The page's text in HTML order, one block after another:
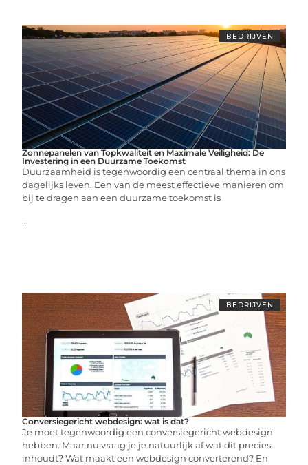
BEDRIJVEN
Zonnepanelen van Topkwaliteit en Maximale Veiligheid: De
Investering in een Duurzame Toekomst
Duurzaamheid is tegenwoordig een centraal thema in ons
dagelijks leven. Een van de meest effectieve manieren om
bij te dragen aan een duurzame toekomst is
...
BEDRIJVEN
Conversiegericht webdesign: wat is dat?
Je moet tegenwoordig een conversiegericht webdesign
hebben. Maar nu vraag je je natuurlijk af wat dit precies
inhoudt? Wat maakt een webdesign converterend? En